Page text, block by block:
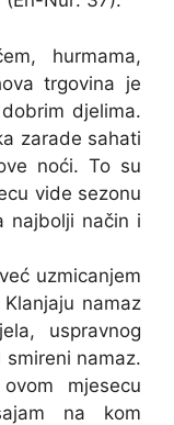
hurmama,
trgovina je
djelima.
zarade sahati
noći. To su
vide sezonu
najbolji način i
uzmicanjem
namaz
uspravnog
namaz.
mjesecu
na kom